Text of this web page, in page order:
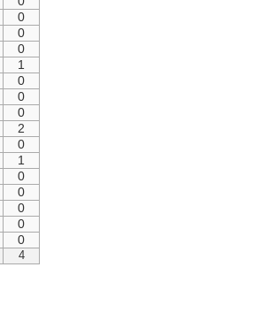
0
0
0
1
0
0
0
2
0
1
0
0
0
0
0
4